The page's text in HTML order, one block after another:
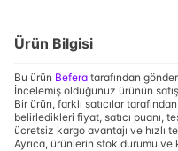
Ürün Bilgisi
Bu ürün Befera tarafından
İncelemiş olduğunuz ürünün
Bir ürün, farklı satıcılar
belirledikleri fiyat, satıcı puanı,
ücretsiz kargo avantajı ve hızlı
Ayrıca, ürünlerin stok durumu